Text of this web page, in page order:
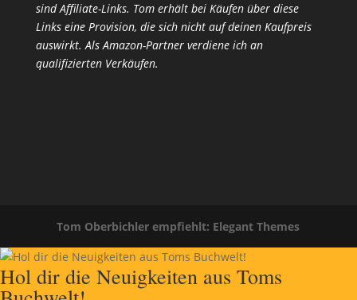
sind Affiliate-Links. Tom erhält bei Käufen über diese
Links eine Provision, die sich nicht auf deinen Kaufpreis
auswirkt.Als Amazon-Partner verdiene ich an
qualifizierten Verkäufen.
Tom Oberbichler empfiehlt: Elegant Themes
Hol dir die Neuigkeiten aus Toms